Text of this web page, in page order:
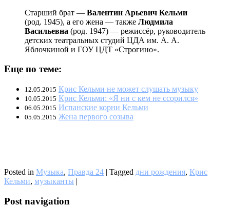
Старший брат — Валентин Арьевич Кельми
(род. 1945), а его жена — также Людмила
Васильевна (род. 1947) — режиссёр, руководитель
детских театральных студий ЦДА им. А. А.
Яблочкиной и ГОУ ЦДТ «Строгино».
Еще по теме:
12.05.2015 Крис Кельми не может слушать музыку
10.05.2015 Крис Кельми: «Я ни с кем не ссорился»
06.05.2015 Испанские корни Кельми
05.05.2015 Жена первого созыва
Posted in Музыка, Правда 24 | Tagged дни рождения, Крис
Кельми, музыканты |
Post navigation